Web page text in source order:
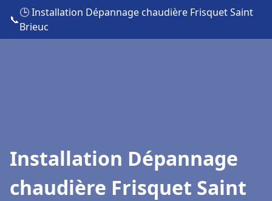
📞
🕒 Installation Dépannage chaudière Frisquet Saint
Brieuc
Installation Dépannage
chaudière Frisquet Saint